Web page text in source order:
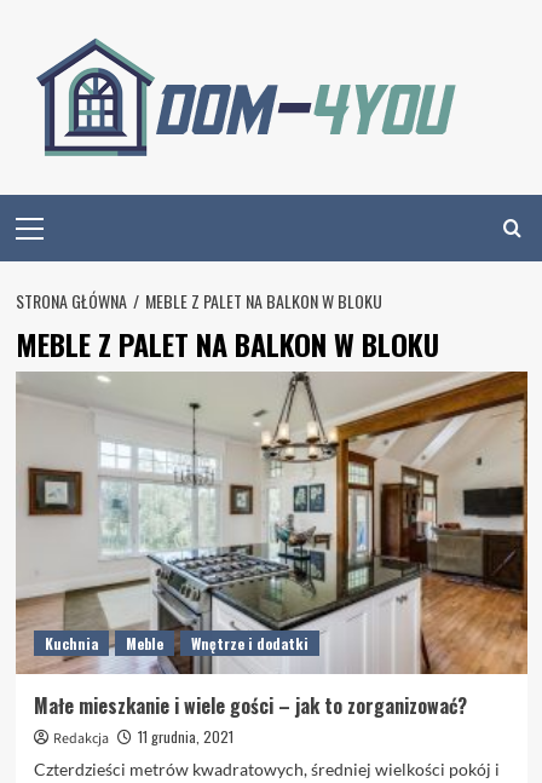
content
Menu
STRONA GŁÓWNA MEBLE Z PALET NA BALKON W BLOKU
MEBLE Z PALET NA BALKON W BLOKU
Kuchnia Meble Wnętrze i dodatki
Małe mieszkanie i wiele gości – jak to zorganizować?
Redakcja
11 grudnia, 2021
Czterdzieści metrów kwadratowych, średniej wielkości pokój i